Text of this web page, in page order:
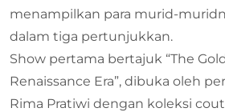
menampilkan para murid-
dalam tiga pertunjukkan.
Show pertama bertajuk “The
Renaissance Era”, dibuka oleh
Rima Pratiwi dengan koleksi